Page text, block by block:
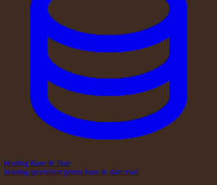
Hosting Baze de Date
Hosting specializat pentru baze de date mari